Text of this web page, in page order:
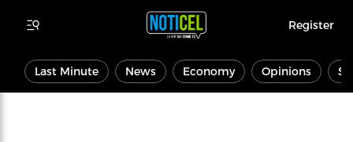
Register
Last Minute News Economy Opinions